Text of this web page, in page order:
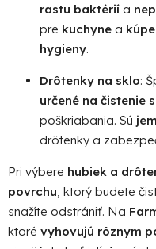
rastu baktérií a
pre kuchyne a
hygieny.
Drôtenky na sklo:
určené na čistenie
poškriabania. Sú
drôtenky a
Pri výbere hubiek a
povrchu , ktorý budete
snažíte odstrániť. Na
ktoré vyhovujú rôznym